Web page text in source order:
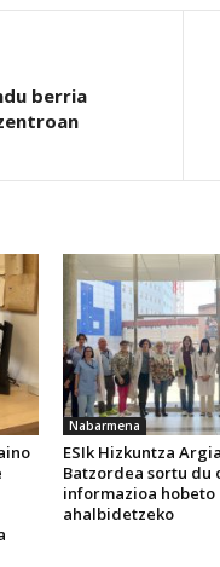
berria
Nabarmena
ESIk Hizkuntza
Batzordea sortu du
informazioa hobeto
ahalbidetzeko